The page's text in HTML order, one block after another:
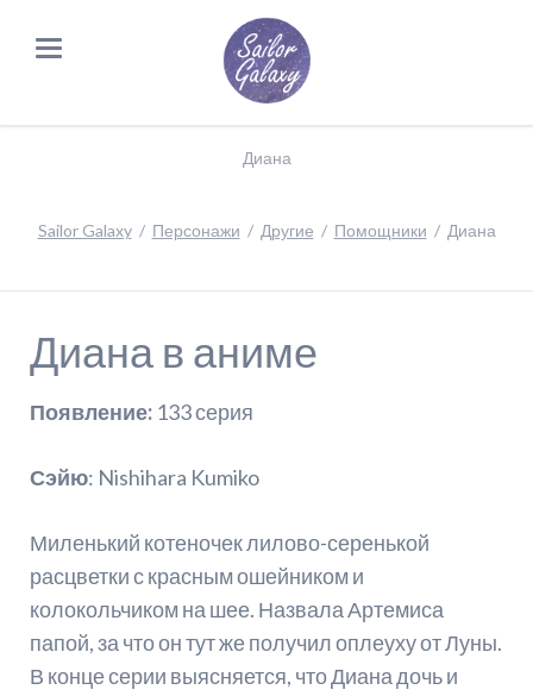
Диана
Sailor Galaxy Персонажи Другие Помощники Диана
Диана в аниме
Появление: 133 серия
Сэйю: Nishihara Kumiko
Миленький котеночек лилово-серенькой
расцветки с красным ошейником и
колокольчиком на шее. Назвала Артемиса
папой, за что он тут же получил оплеуху от Луны.
В конце серии выясняется, что Диана дочь и